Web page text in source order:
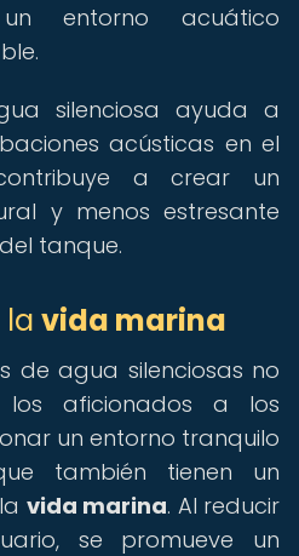
entorno acuático
silenciosa ayuda a
acústicas en el
a crear un
y menos estresante
tanque.
la vida marina
de agua silenciosas no
aficionados a los
un entorno tranquilo
también tienen un
vida marina. Al reducir
se promueve un